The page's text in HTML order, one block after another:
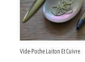
Vide-Poche Laiton Et Cuivre